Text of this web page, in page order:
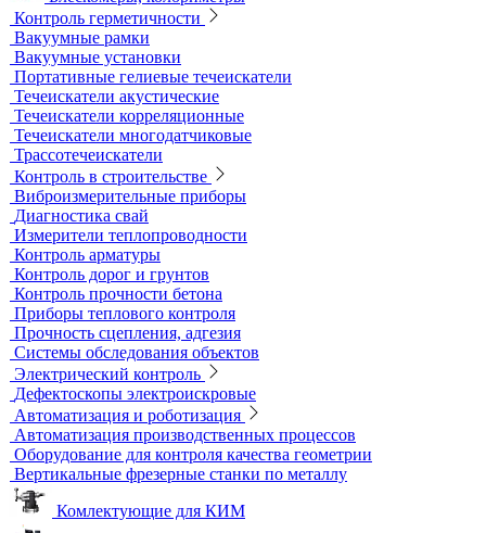
Оборудование для физических испытаний покрытий
Датчики к толщиномерам покрытий
Абразиометры
Блескомеры, колориметры
Контроль герметичности
Вакуумные рамки
Вакуумные установки
Портативные гелиевые течеискатели
Течеискатели акустические
Течеискатели корреляционные
Течеискатели многодатчиковые
Трассотечеискатели
Контроль в строительстве
Виброизмерительные приборы
Диагностика свай
Измерители теплопроводности
Контроль арматуры
Контроль дорог и грунтов
Контроль прочности бетона
Приборы теплового контроля
Прочность сцепления, адгезия
Системы обследования объектов